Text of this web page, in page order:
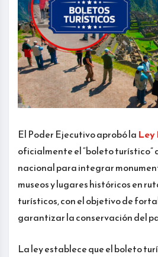
El Poder Ejecutivo aprobó la Ley
oficialmente el “boleto turístico”
nacional para integrar
museos y lugares históricos en
turísticos, con el objetivo de
garantizar la conservación del
La ley establece que el boleto